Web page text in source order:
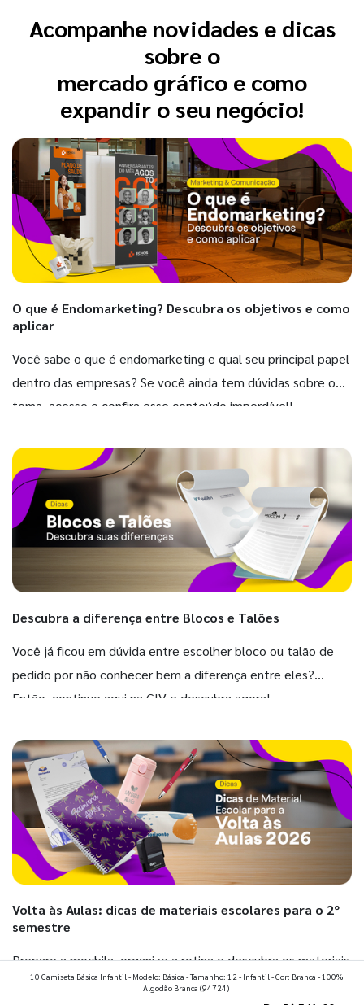
Acompanhe novidades e dicas
sobre o
mercado gráfico e como
expandir o seu negócio!
O que é Endomarketing? Descubra os objetivos e como
aplicar
Você sabe o que é endomarketing e qual seu principal papel
dentro das empresas? Se você ainda tem dúvidas sobre o
tema, acesse e confira esse conteúdo imperdível!
Descubra a diferença entre Blocos e Talões
Você já ficou em dúvida entre escolher bloco ou talão de
pedido por não conhecer bem a diferença entre eles?
Então, continue aqui na GIV e descubra agora!
Volta às Aulas: dicas de materiais escolares para o 2º
semestre
Prepare a mochila, organize a rotina e descubra os materiais
que fazem toda diferença para começar o segundo
10 Camiseta Básica Infantil - Modelo: Básica - Tamanho: 12 - Infantil - Cor: Branca - 100%
Algodão Branca (94724)